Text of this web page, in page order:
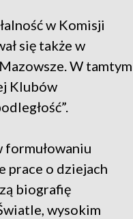
w Komisji
się także w
W tamtym
Klubów
formułowaniu
prace o dziejach
biografię
wysokim